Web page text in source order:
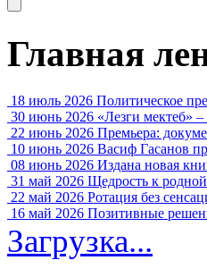
Главная
18 июль 2026 Политическое
30 июнь 2026 «Лезги мектеб» –
22 июнь 2026 Премьера:
10 июнь 2026 Васиф Гасанов
08 июнь 2026 Издана новая
31 май 2026 Щедрость к
22 май 2026 Ротация без
16 май 2026 Позитивные
Загрузка...